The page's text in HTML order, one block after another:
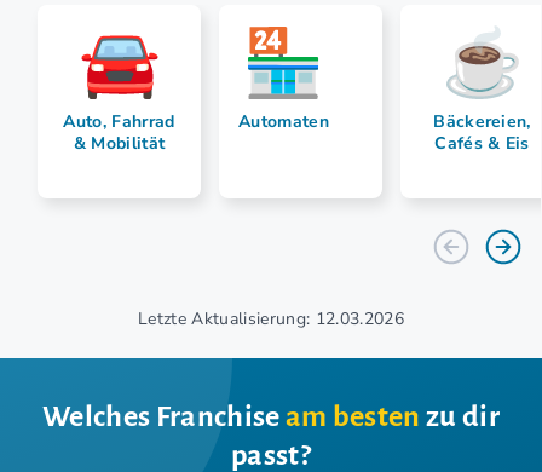
Auto, Fahrrad
& Mobilität
Automaten
Bäckereien,
Cafés & Eis
Letzte Aktualisierung: 12.03.2026
Welches Franchiseam besten zu dir
passt?